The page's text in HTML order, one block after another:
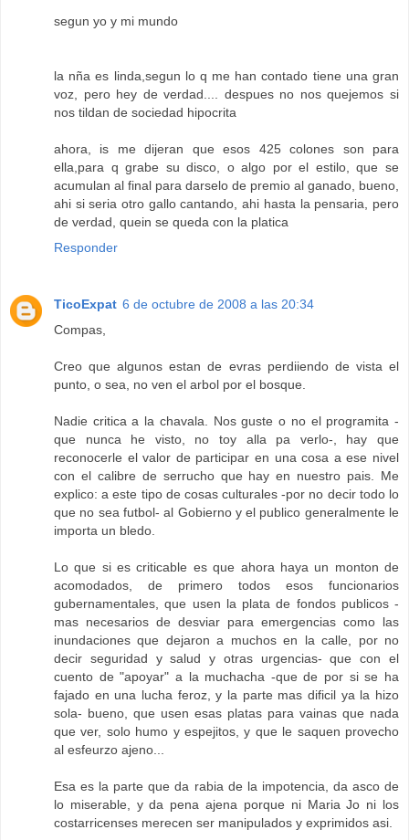
segun yo y mi mundo
la nña es linda,segun lo q me han contado tiene una gran
voz, pero hey de verdad.... despues no nos quejemos si
nos tildan de sociedad hipocrita
ahora, is me dijeran que esos 425 colones son para
ella,para q grabe su disco, o algo por el estilo, que se
acumulan al final para darselo de premio al ganado, bueno,
ahi si seria otro gallo cantando, ahi hasta la pensaria, pero
de verdad, quein se queda con la platica
Responder
TicoExpat 6 de octubre de 2008 a las 20:34
Compas,
Creo que algunos estan de evras perdiiendo de vista el
punto, o sea, no ven el arbol por el bosque.
Nadie critica a la chavala. Nos guste o no el programita -
que nunca he visto, no toy alla pa verlo-, hay que
reconocerle el valor de participar en una cosa a ese nivel
con el calibre de serrucho que hay en nuestro pais. Me
explico: a este tipo de cosas culturales -por no decir todo lo
que no sea futbol- al Gobierno y el publico generalmente le
importa un bledo.
Lo que si es criticable es que ahora haya un monton de
acomodados, de primero todos esos funcionarios
gubernamentales, que usen la plata de fondos publicos -
mas necesarios de desviar para emergencias como las
inundaciones que dejaron a muchos en la calle, por no
decir seguridad y salud y otras urgencias- que con el
cuento de "apoyar" a la muchacha -que de por si se ha
fajado en una lucha feroz, y la parte mas dificil ya la hizo
sola- bueno, que usen esas platas para vainas que nada
que ver, solo humo y espejitos, y que le saquen provecho
al esfeurzo ajeno...
Esa es la parte que da rabia de la impotencia, da asco de
lo miserable, y da pena ajena porque ni Maria Jo ni los
costarricenses merecen ser manipulados y exprimidos asi.